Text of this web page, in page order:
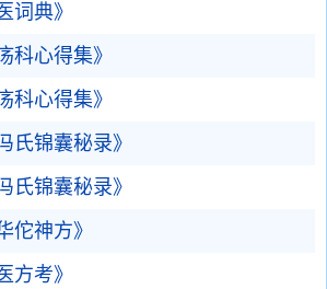
词典》
科心得集》
科心得集》
氏锦囊秘录》
氏锦囊秘录》
佗神方》
方考》